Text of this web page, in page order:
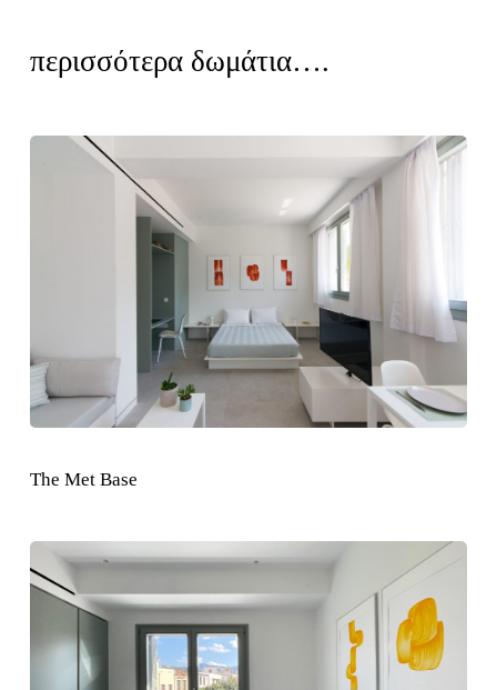
περισσότερα δωμάτια….
The Met Base
Learn
more